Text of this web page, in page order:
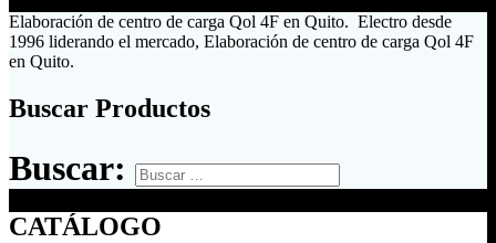
Elaboración de centro de carga Qol 4F en Quito. Electro desde
1996 liderando el mercado, Elaboración de centro de carga Qol 4F
en Quito.
Buscar Productos
Buscar:
CATÁLOGO